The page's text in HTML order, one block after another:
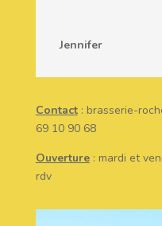
Jennifer
Contact: brasserie-
69 10 90 68
Ouverture: mardi et
rdv